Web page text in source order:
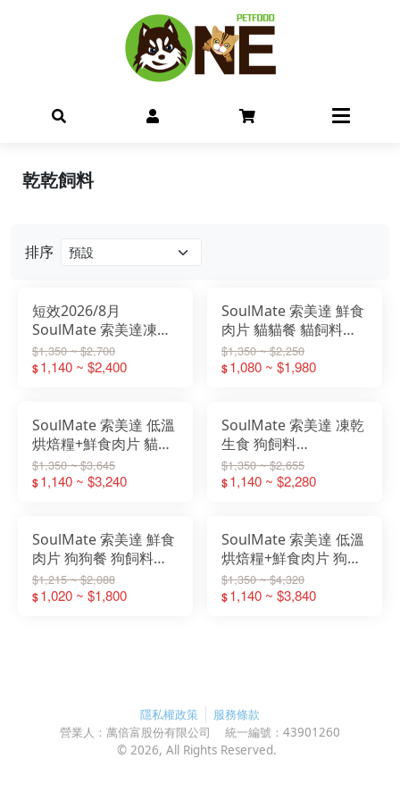
排序
短效2026/8月
SoulMate 索美達凍乾
生食 400g/900g 貓飼
料
$1,350 ~ $2,700
$1,140 ~ $2,400
SoulMate 索美達 鮮食
肉片 貓貓餐 貓飼料
500g/1KG
$1,350 ~ $2,250
$1,080 ~ $1,980
SoulMate 索美達 低溫
烘焙糧+鮮食肉片 貓飼
料 1.6KG/6KG
$1,350 ~ $3,645
$1,140 ~ $3,240
SoulMate 索美達 凍乾
生食 狗飼料
400g/900g
$1,350 ~ $2,655
$1,140 ~ $2,280
SoulMate 索美達 鮮食
肉片 狗狗餐 狗飼料
500g/1KG
$1,215 ~ $2,088
$1,020 ~ $1,800
SoulMate 索美達 低溫
烘焙糧+鮮食肉片 狗飼
料 1.8KG/8KG
$1,350 ~ $4,320
$1,140 ~ $3,840
乾乾飼料
隱私權政策
服務條款
營業人： 萬倍富股份有限公司 統一編號： 43901260
© 2026, All Rights Reserved.